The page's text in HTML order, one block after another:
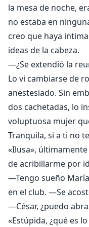
la mesa de noche,
no estaba en
creo que haya
ideas de la cabeza.
—¿Se extendió la
Lo vi cambiarse de
anestesiado. Sin
dos cachetadas, lo
voluptuosa mujer
Tranquila, si a ti no
«Ilusa»,
de acribillarme por
—Tengo sueño
en el club. —Se
—César, ¿puedo
«Estúpida, ¿qué es